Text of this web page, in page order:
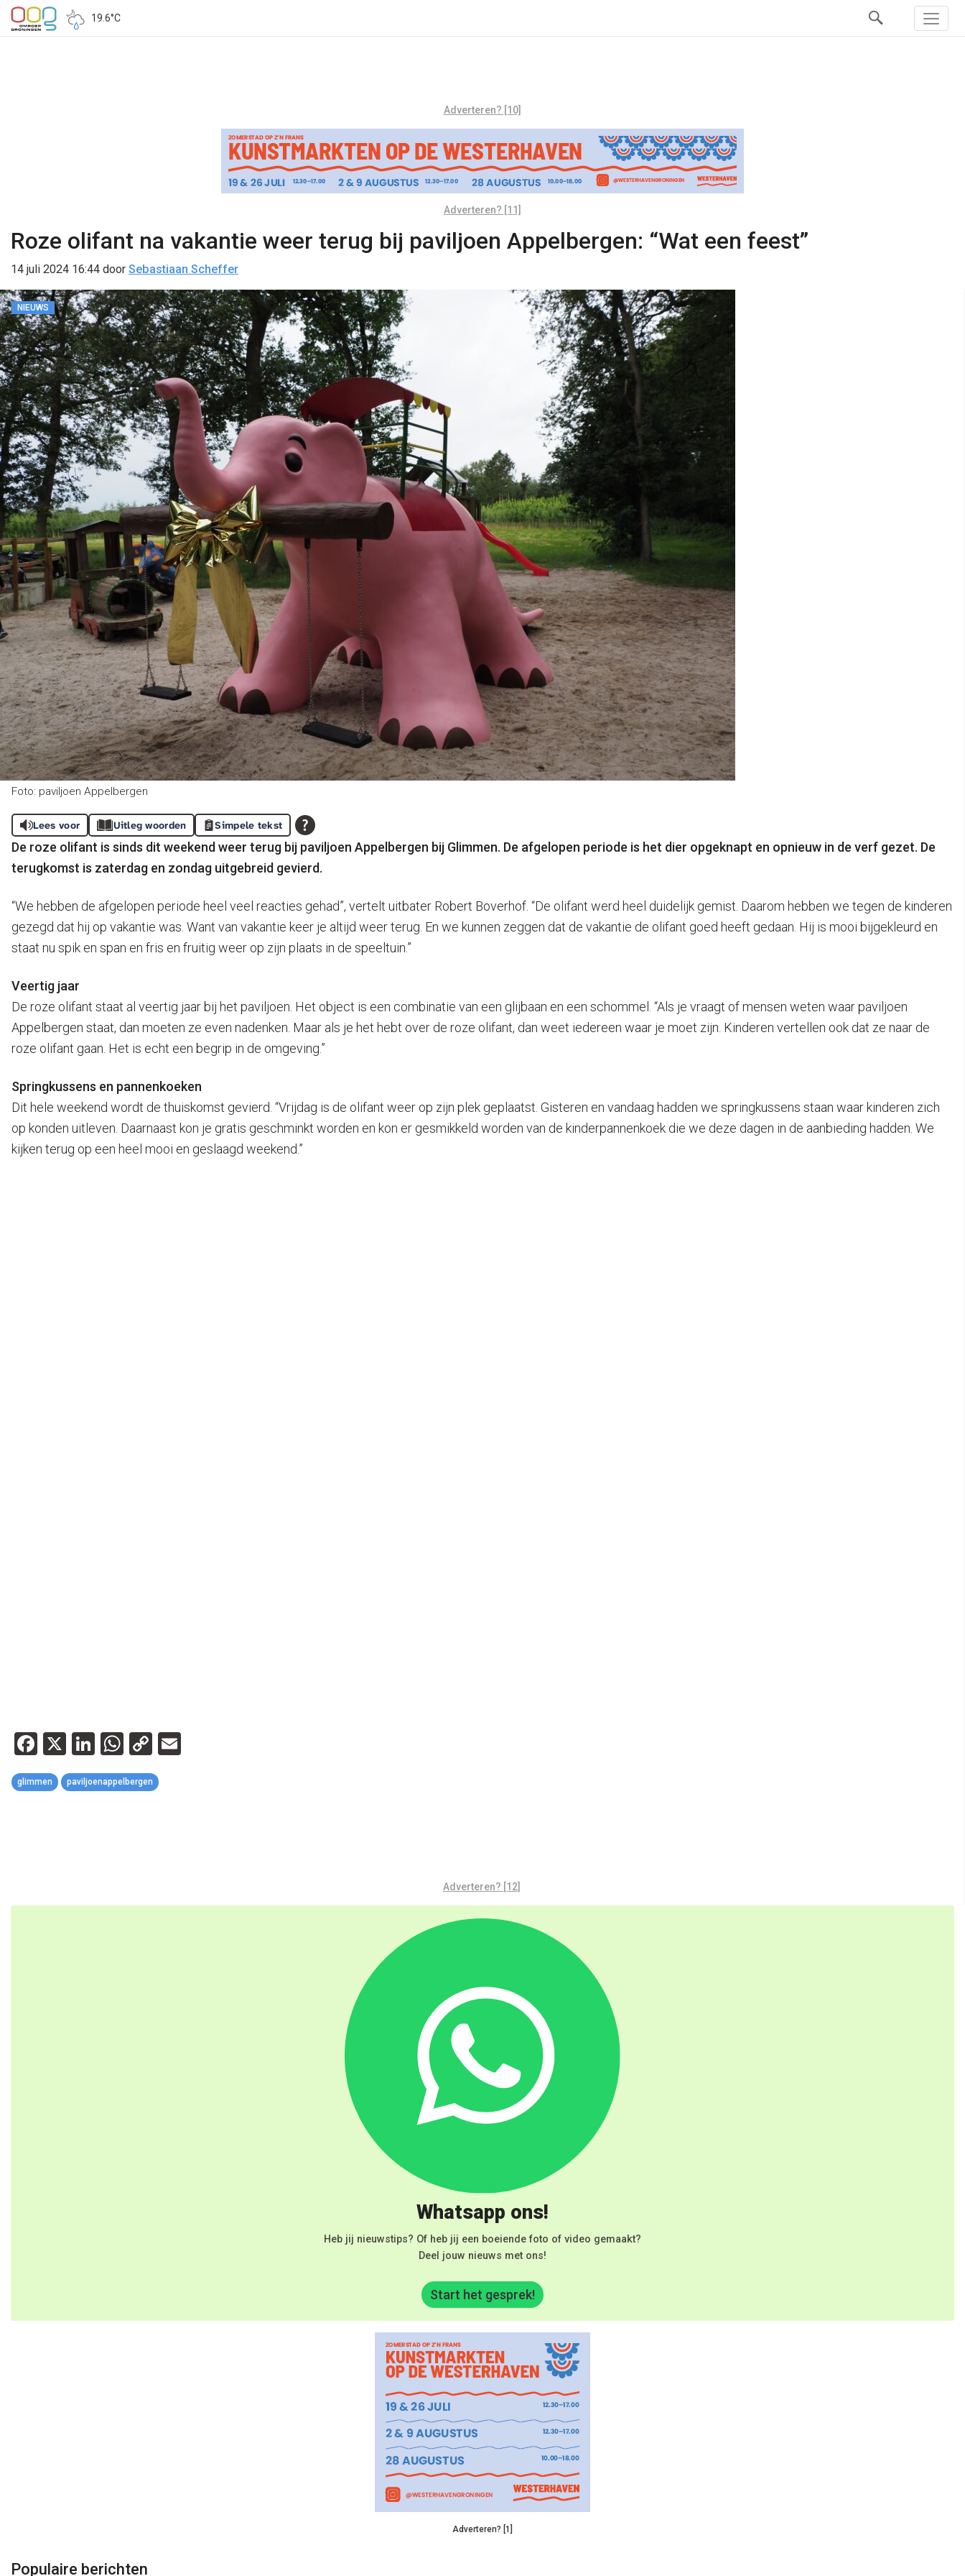
19.6°C
Adverteren? [10]
Adverteren? [11]
Roze olifant na vakantie weer terug bij paviljoen Appelbergen: “Wat een feest”
14 juli 2024 16:44 door Sebastiaan Scheffer
NIEUWS
Foto: paviljoen Appelbergen
Lees voor Uitleg woorden Simpele tekst
De roze olifant is sinds dit weekend weer terug bij paviljoen Appelbergen bij Glimmen. De afgelopen periode is het dier opgeknapt en opnieuw in de verf gezet. De
terugkomst is zaterdag en zondag uitgebreid gevierd.
“We hebben de afgelopen periode heel veel reacties gehad”, vertelt uitbater Robert Boverhof. “De olifant werd heel duidelijk gemist. Daarom hebben we tegen de kinderen
gezegd dat hij op vakantie was. Want van vakantie keer je altijd weer terug. En we kunnen zeggen dat de vakantie de olifant goed heeft gedaan. Hij is mooi bijgekleurd en
staat nu spik en span en fris en fruitig weer op zijn plaats in de speeltuin.”
Veertig jaar
De roze olifant staat al veertig jaar bij het paviljoen. Het object is een combinatie van een glijbaan en een schommel. “Als je vraagt of mensen weten waar paviljoen
Appelbergen staat, dan moeten ze even nadenken. Maar als je het hebt over de roze olifant, dan weet iedereen waar je moet zijn. Kinderen vertellen ook dat ze naar de
roze olifant gaan. Het is echt een begrip in de omgeving.”
Springkussens en pannenkoeken
Dit hele weekend wordt de thuiskomst gevierd. “Vrijdag is de olifant weer op zijn plek geplaatst. Gisteren en vandaag hadden we springkussens staan waar kinderen zich
op konden uitleven. Daarnaast kon je gratis geschminkt worden en kon er gesmikkeld worden van de kinderpannenkoek die we deze dagen in de aanbieding hadden. We
kijken terug op een heel mooi en geslaagd weekend.”
Facebook
X LinkedIn
WhatsApp
Copy
Link
glimmen paviljoenappelbergen
Adverteren? [12]
Whatsapp ons!
Heb jij nieuwstips? Of heb jij een boeiende foto of video gemaakt?
Deel jouw nieuws met ons!
Start het gesprek!
Adverteren? [1]
Populaire berichten